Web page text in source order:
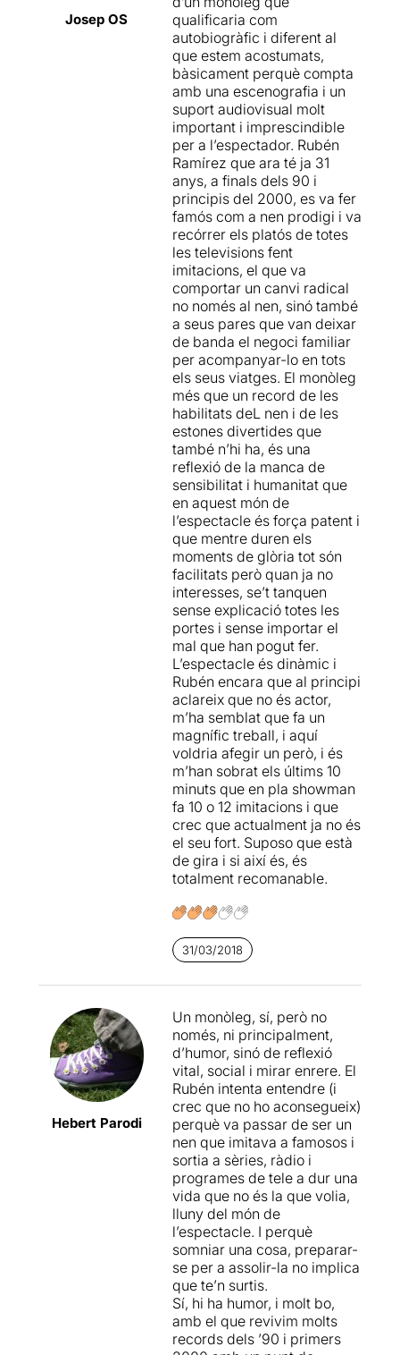
arriscada deSalaFlyhard
que, de nou, ha tornat a
donar a la diana.
Més informació (en
castellà) a Somnis de teatre
jaqueta lluenta de color blau
i unes ulleretes. Tenia i té, un
any més d'edat que la
nostra filla. Quan ella jugava
amb nines, Rubén ja anava
pels platós de televisió i
viatjava sovint a Madrid. No
tenia amics, no podia seguir
el curs escolar amb
normalitat, no podia- signat
per contracte- jugar a futbol
....
Rubén Ramírezhavia jugat
sempre a imitar les veus que
escoltava per la ràdio,de
gran volia fer riure als altres
amb aquestes imitacions.
Era el seu somni. Dels 8 als
12 anys Rubén va complir el
seu somni, era una estrella
de la televisió.
Però després va despertar,
el somni es va acabar i va
començar la seva lluita per
aconseguir tornar a les
càmeres, als focus, als
aplaudiments del públic, .....
Un monòleg que s'acosta
al teatre documental, una
reflexió vital sobre el que ha
estat la seva vida fins ara,
un intentar entendre
perquè va creure que
davant seu s'havia obert la
porta de l'èxit i de la fama,
quan només havia estat un
miratge temporal.
I una reflexió obligada a la
insensibilitat de les
persones que maneguen el
món de la televisió, el
teatre o el cinema, que "fan
servir" les persones mentre
els hi convé i després les
deixen abandonades com
pensar en l'enorme buidor
que han obert davant d'ells.
ha elaborat el text a partir de
ens presenta un muntatge
amb una gran dosi
d'amargor que ens acaba
impregnant. Hem pogut
respirar la tristor i el
desencís per viure una vida
que no l'omple.Una
proposta dura i sincera,
amb dosis d'humorque
apaivaguen, en el moment
just, el neguit que en Rubén
ens fa sentir.
Estarà a la Flyhard fins al 7
de novembre, i si aneu,
descobrireu que en
Gardés, el "noi" que ens
dóna les entrades i està a la
taula de so i que ja coneixem
Josep OS
qualificaria com
autobiogràfic i diferent al
que estem acostumats,
bàsicament perquè compta
amb una escenografia i un
suport audiovisual molt
important i imprescindible
per a l’espectador. Rubén
Ramírez que ara té ja 31
anys, a finals dels 90 i
principis del 2000, es va fer
famós com a nen prodigi i va
recórrer els platós de totes
les televisions fent
imitacions, el que va
comportar un canvi radical
no només al nen, sinó també
a seus pares que van deixar
de banda el negoci familiar
per acompanyar-lo en tots
els seus viatges. El monòleg
més que un record de les
habilitats deL nen i de les
estones divertides que
també n’hi ha, és una
reflexió de la manca de
sensibilitat i humanitat que
en aquest món de
l’espectacle és força patent i
que mentre duren els
moments de glòria tot són
facilitats però quan ja no
interesses, se’t tanquen
sense explicació totes les
portes i sense importar el
mal que han pogut fer.
L’espectacle és dinàmic i
Rubén encara que al principi
aclareix que no és actor,
m’ha semblat que fa un
magnífic treball, i aquí
voldria afegir un però, i és
m’han sobrat els últims 10
minuts que en pla showman
fa 10 o 12 imitacions i que
crec que actualment ja no és
el seu fort. Suposo que està
de gira i si així és, és
totalment recomanable.
31/03/2018
Hebert Parodi
Un monòleg, sí, però no
només, ni principalment,
d’humor, sinó de reflexió
vital, social i mirar enrere. El
Rubén intenta entendre (i
crec que no ho aconsegueix)
perquè va passar de ser un
nen que imitava a famosos i
sortia a sèries, ràdio i
programes de tele a dur una
vida que no és la que volia,
lluny del món de
l’espectacle. I perquè
somniar una cosa, preparar-
se per a assolir-la no implica
que te’n surtis.
Sí, hi ha humor, i molt bo,
amb el que revivim molts
records dels ’90 i primers